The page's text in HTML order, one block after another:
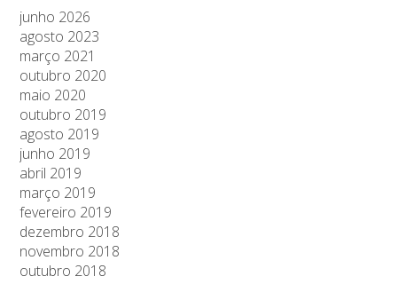
junho 2026
agosto 2023
março 2021
outubro 2020
maio 2020
outubro 2019
agosto 2019
junho 2019
abril 2019
março 2019
fevereiro 2019
dezembro 2018
novembro 2018
outubro 2018